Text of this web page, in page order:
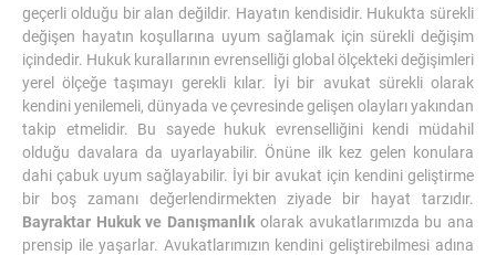
geçerli olduğu bir alan değildir. Hayatın kendisidir. Hukukta sürekli
değişen hayatın koşullarına uyum sağlamak için sürekli değişim
içindedir. Hukuk kurallarının evrenselliği global ölçekteki değişimleri
yerel ölçeğe taşımayı gerekli kılar. İyi bir avukat sürekli olarak
kendini yenilemeli, dünyada ve çevresinde gelişen olayları yakından
takip etmelidir. Bu sayede hukuk evrenselliğini kendi müdahil
olduğu davalara da uyarlayabilir. Önüne ilk kez gelen konulara
dahi çabuk uyum sağlayabilir. İyi bir avukat için kendini geliştirme
bir boş zamanı değerlendirmekten ziyade bir hayat tarzıdır.
Bayraktar Hukuk ve Danışmanlık olarak avukatlarımızda bu ana
prensip ile yaşarlar. Avukatlarımızın kendini geliştirebilmesi adına